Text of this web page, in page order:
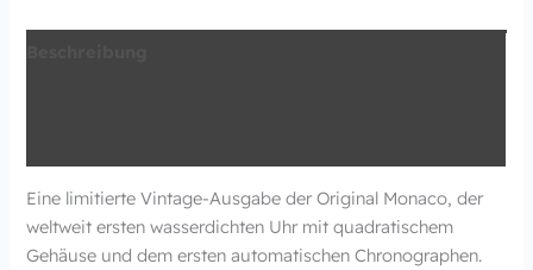
Eine limitierte Vintage-Ausgabe der Original Monaco, der
weltweit ersten wasserdichten Uhr mit quadratischem
Gehäuse und dem ersten automatischen Chronographen.